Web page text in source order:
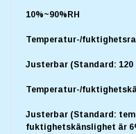
10%~90%RH
Temperatur-/
Justerbar (Standard: 120
Temperatur-/
Justerbar (Standard:
fuktighetskänslighet är